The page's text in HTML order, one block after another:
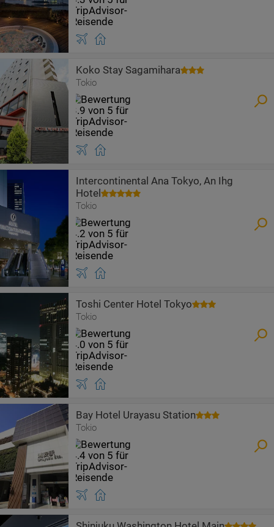
Koko Stay Sagamihara
Tokio
Intercontinental Ana Tokyo, An Ihg
Hotel
Tokio
Toshi Center Hotel Tokyo
Tokio
Bay Hotel Urayasu Station
Tokio